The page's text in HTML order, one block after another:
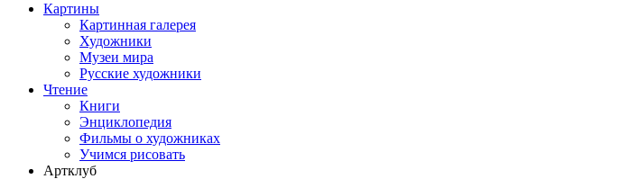
Картины
Картинная галерея
Художники
Музеи мира
Русские художники
Чтение
Книги
Энциклопедия
Фильмы о художниках
Учимся рисовать
Артклуб